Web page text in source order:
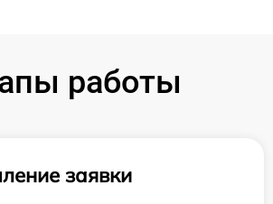
работы
заявки